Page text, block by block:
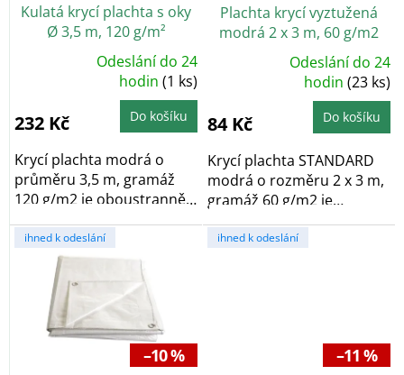
Kulatá krycí plachta s oky
Ø 3,5 m, 120 g/m²
5,0
z
5
Odeslání do 24
hodin(1 ks)
232 Kč Do košíku
Krycí plachta modrá o
průměru 3,5 m, gramáž
120 g/m2 je oboustranně
Plachta krycí vyztužená
modrá 2 x 3 m, 60 g/m2
5,0
z
5
Odeslání do 24
hodin(23 ks)
84 Kč Do košíku
Krycí plachta STANDARD
modrá o rozměru 2 x 3 m,
gramáž 60 g/m2 je
oboustranně...
ihned k odeslání
–10 %
ihned k odeslání
–11 %